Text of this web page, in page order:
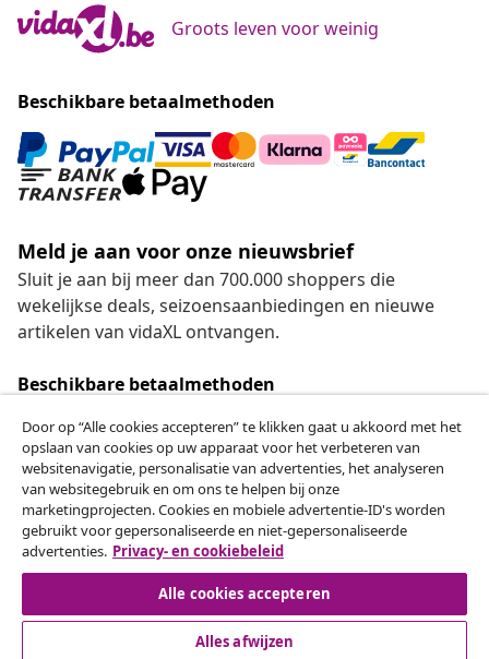
Groots leven voor weinig
Beschikbare betaalmethoden
Meld je aan voor onze nieuwsbrief
Sluit je aan bij meer dan 700.000 shoppers die
wekelijkse deals, seizoensaanbiedingen en nieuwe
artikelen van vidaXL ontvangen.
Beschikbare betaalmethoden
Herroeping van de overeenkomst
Een annulering voor je bestelling indienen
Herroeping van de overeenkomst
Door op “Alle cookies accepteren” te klikken gaat u akkoord met het
opslaan van cookies op uw apparaat voor het verbeteren van
websitenavigatie, personalisatie van advertenties, het analyseren
van websitegebruik en om ons te helpen bij onze
marketingprojecten. Cookies en mobiele advertentie-ID's worden
gebruikt voor gepersonaliseerde en niet-gepersonaliseerde
advertenties. Privacy- en cookiebeleid
Alle cookies accepteren
Alles afwijzen